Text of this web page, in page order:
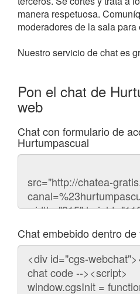
manera respetuosa.
moderadores de la sala
Nuestro servicio de chat es
Pon el chat de
web
Chat con formulario de
Hurtumpascual
Código
chat
Chat embebido dentro
Código
para
embeber